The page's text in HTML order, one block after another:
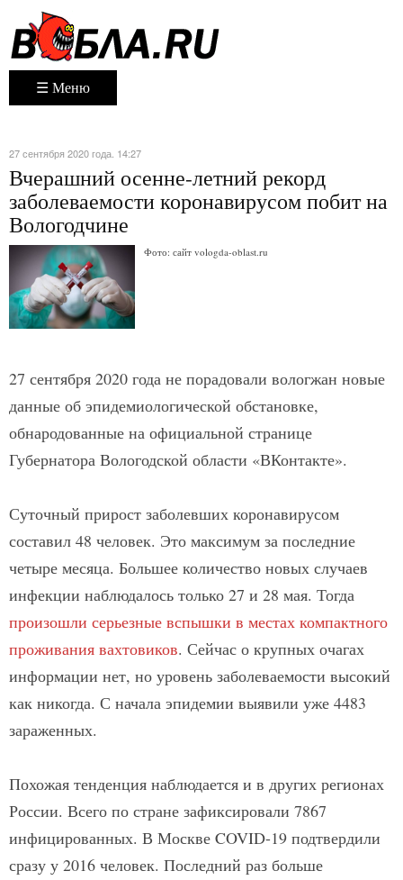
☰ Меню
27 сентября 2020 года. 14:27
Вчерашний осенне-летний рекорд
заболеваемости коронавирусом побит на
Вологодчине
Фото: сайт vologda-oblast.ru
27 сентября 2020 года не порадовали вологжан новые
данные об эпидемиологической обстановке,
обнародованные на официальной странице
Губернатора Вологодской области «ВКонтакте».
Суточный прирост заболевших коронавирусом
составил 48 человек. Это максимум за последние
четыре месяца. Большее количество новых случаев
инфекции наблюдалось только 27 и 28 мая. Тогда
произошли серьезные вспышки в местах компактного
проживания вахтовиков. Сейчас о крупных очагах
информации нет, но уровень заболеваемости высокий
как никогда. С начала эпидемии выявили уже 4483
зараженных.
Похожая тенденция наблюдается и в других регионах
России. Всего по стране зафиксировали 7867
инфицированных. В Москве COVID-19 подтвердили
сразу у 2016 человек. Последний раз больше